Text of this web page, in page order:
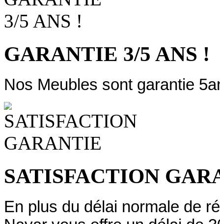
GARANTIE 3/5 ANS !
Nos Meubles sont garantie
SATISFACTION
En plus du délai normale de